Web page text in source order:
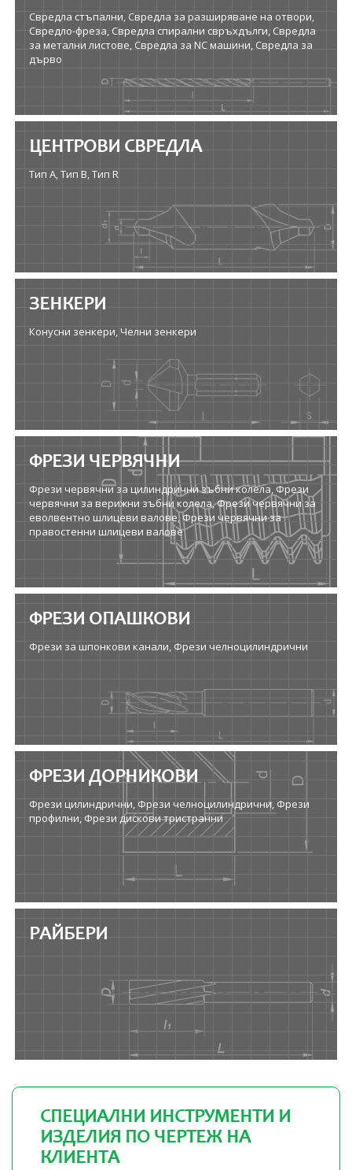
Свредла стъпални, Свредла за разширяване на отвори,
Свредло-фреза, Свредла спирални свръхдълги, Свредла
за метални листове, Свредла за NC машини, Свредла за
дърво
ЦЕНТРОВИ СВРЕДЛА
Тип A, Тип B, Тип R
ЗЕНКЕРИ
Конусни зенкери, Челни зенкери
ФРЕЗИ ЧЕРВЯЧНИ
Фрези червячни за цилиндрични зъбни колела, Фрези
червячни за верижни зъбни колела, Фрези червячни за
еволвентно шлицеви валове, Фрези червячни за
правостенни шлицеви валове
ФРЕЗИ ОПАШКОВИ
Фрези за шпонкови канали, Фрези челноцилиндрични
ФРЕЗИ ДОРНИКОВИ
Фрези цилиндрични, Фрези челноцилиндрични, Фрези
профилни, Фрези дискови тристранни
РАЙБЕРИ
СПЕЦИАЛНИ ИНСТРУМЕНТИ И
ИЗДЕЛИЯ ПО ЧЕРТЕЖ НА
КЛИЕНТА